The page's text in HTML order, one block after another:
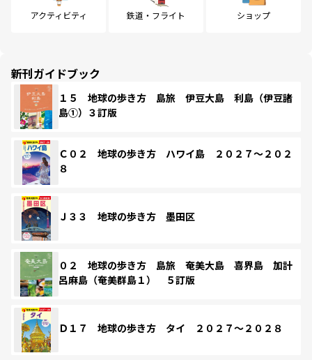
アクティビティ 鉄道・フライト ショップ
新刊ガイドブック
１５ 地球の歩き方 島旅 伊豆大島 利島（伊豆諸
島①）３訂版
Ｃ０２ 地球の歩き方 ハワイ島 ２０２７～２０２
８
Ｊ３３ 地球の歩き方 墨田区
０２ 地球の歩き方 島旅 奄美大島 喜界島 加計
呂麻島（奄美群島１） ５訂版
Ｄ１７ 地球の歩き方 タイ ２０２７～２０２８